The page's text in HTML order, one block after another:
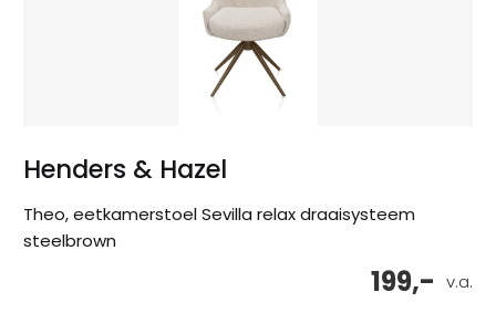
Henders & Hazel
Theo, eetkamerstoel Sevilla relax draaisysteem
steelbrown
v.a.
199,-